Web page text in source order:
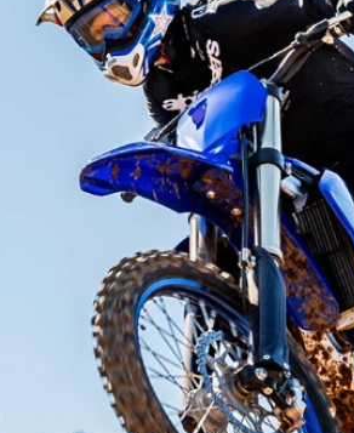
：284万3000円～ フロント190㎜、
に落ちると車高を自動で下げ、停止
道などをガッツリ試乗。新しくなっ
載。新型は前走車との車間距離を自
パンの佐伯 要GM（左）を直撃した青
ツインエンジンを1300㏄化し、特に